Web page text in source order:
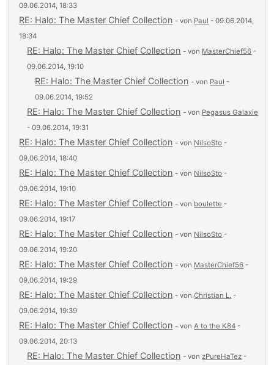
09.06.2014, 18:33
RE: Halo: The Master Chief Collection - von Paul - 09.06.2014,
18:34
RE: Halo: The Master Chief Collection - von MasterChief56 -
09.06.2014, 19:10
RE: Halo: The Master Chief Collection - von Paul -
09.06.2014, 19:52
RE: Halo: The Master Chief Collection - von Pegasus Galaxie
- 09.06.2014, 19:31
RE: Halo: The Master Chief Collection - von NilsoSto -
09.06.2014, 18:40
RE: Halo: The Master Chief Collection - von NilsoSto -
09.06.2014, 19:10
RE: Halo: The Master Chief Collection - von boulette -
09.06.2014, 19:17
RE: Halo: The Master Chief Collection - von NilsoSto -
09.06.2014, 19:20
RE: Halo: The Master Chief Collection - von MasterChief56 -
09.06.2014, 19:29
RE: Halo: The Master Chief Collection - vonChristian L. -
09.06.2014, 19:39
RE: Halo: The Master Chief Collection - vonA to the K84 -
09.06.2014, 20:13
RE: Halo: The Master Chief Collection - vonzPureHaTez -